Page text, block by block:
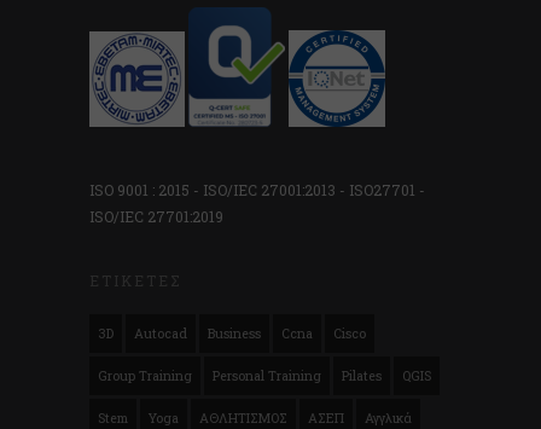
ISO 9001 : 2015 - ISO/IEC 27001:2013 - ISO27701 -
ISO/IEC 27701:2019
ΕΤΙΚΈΤΕΣ
3D Autocad Business Ccna Cisco
Group Training Personal Training Pilates QGIS
Stem Yoga ΑΘΛΗΤΙΣΜΟΣ ΑΣΕΠ Αγγλικά